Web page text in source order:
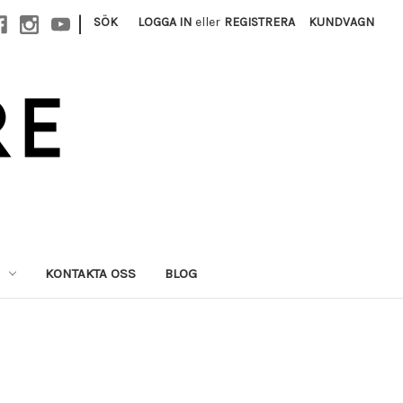
| SÖK LOGGA IN eller REGISTRERA KUNDVAGN
KONTAKTA OSS BLOG